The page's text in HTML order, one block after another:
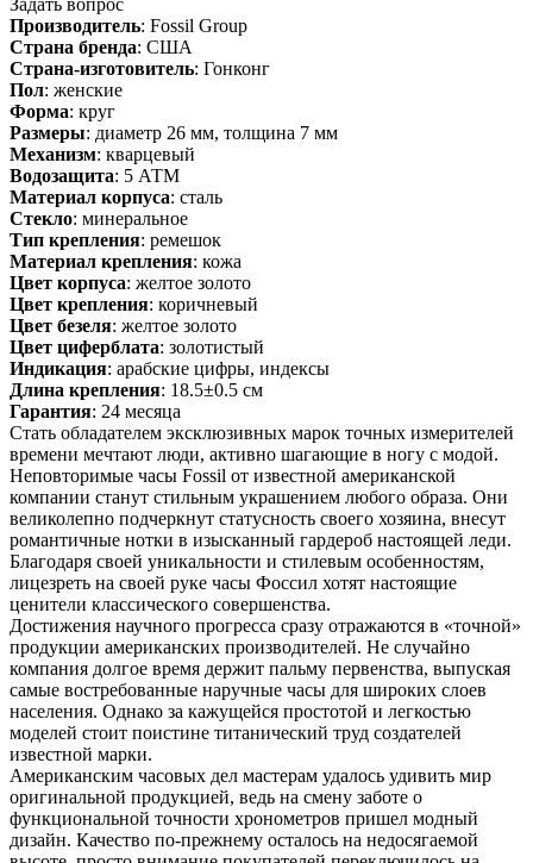
Задать вопрос
Производитель: Fossil Group
Страна бренда: США
Страна-изготовитель: Гонконг
Пол: женские
Форма: круг
Размеры: диаметр 26 мм, толщина 7 мм
Механизм: кварцевый
Водозащита: 5 АТМ
Материал корпуса: сталь
Стекло: минеральное
Тип крепления: ремешок
Материал крепления: кожа
Цвет корпуса: желтое золото
Цвет крепления: коричневый
Цвет безеля: желтое золото
Цвет циферблата: золотистый
Индикация: арабские цифры, индексы
Длина крепления: 18.5±0.5 см
Гарантия: 24 месяца
Стать обладателем эксклюзивных марок точных измерителей
времени мечтают люди, активно шагающие в ногу с модой.
Неповторимые часы Fossil от известной американской
компании станут стильным украшением любого образа. Они
великолепно подчеркнут статусность своего хозяина, внесут
романтичные нотки в изысканный гардероб настоящей леди.
Благодаря своей уникальности и стилевым особенностям,
лицезреть на своей руке часы Фоссил хотят настоящие
ценители классического совершенства.
Достижения научного прогресса сразу отражаются в «точной»
продукции американских производителей. Не случайно
компания долгое время держит пальму первенства, выпуская
самые востребованные наручные часы для широких слоев
населения. Однако за кажущейся простотой и легкостью
моделей стоит поистине титанический труд создателей
известной марки.
Американским часовых дел мастерам удалось удивить мир
оригинальной продукцией, ведь на смену заботе о
функциональной точности хронометров пришел модный
дизайн. Качество по-прежнему осталось на недосягаемой